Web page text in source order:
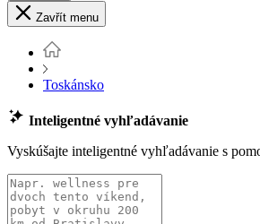
Zavřít menu
Toskánsko
Inteligentné vyhľadávanie
Vyskúšajte inteligentné vyhľadávanie s